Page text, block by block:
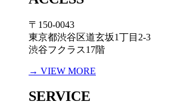
〒150-0043
東京都渋谷区道玄坂1丁目2-3
渋谷フクラス17階
→ VIEW MORE
SERVICE